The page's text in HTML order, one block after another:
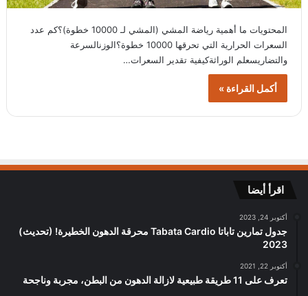
المحتويات ما أهمية رياضة المشي (المشي لـ 10000 خطوة)؟كم عدد
السعرات الحرارية التي تحرقها 10000 خطوة؟الوزنالسرعة
والتضاريسعلم الوراثةكيفية تقدير السعرات…
أكمل القراءة »
اقرأ أيضا
أكتوبر 24, 2023
جدول تمارين تاباتا Tabata Cardio محرقة الدهون الخطيرة! (تحديث)
2023
أكتوبر 22, 2021
تعرف على 11 طريقة طبيعية لازالة الدهون من البطن، مجربة وناجحة